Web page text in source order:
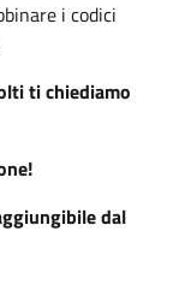
i codici
ti chiediamo
dal